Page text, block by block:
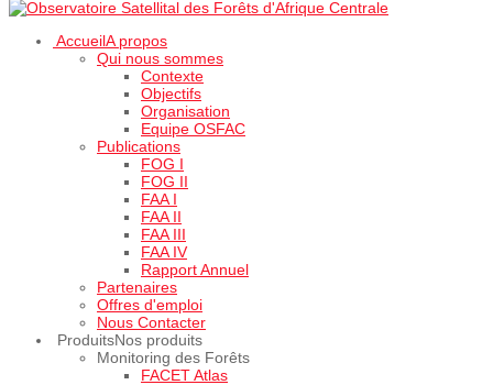
AccueilA propos
Qui nous sommes
Contexte
Objectifs
Organisation
Equipe OSFAC
Publications
FOG I
FOG II
FAA I
FAA II
FAA III
FAA IV
Rapport Annuel
Partenaires
Offres d'emploi
Nous Contacter
ProduitsNos produits
Monitoring des Forêts
FACET Atlas